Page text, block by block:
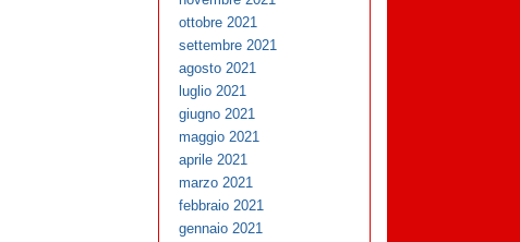
ottobre 2021
settembre 2021
agosto 2021
luglio 2021
giugno 2021
maggio 2021
aprile 2021
marzo 2021
febbraio 2021
gennaio 2021